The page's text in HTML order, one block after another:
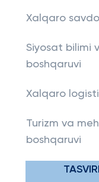
Xalqaro
Siyosat bilimi
boshqaruvi
Xalqaro
Turizm va
boshqaruvi